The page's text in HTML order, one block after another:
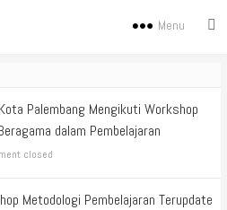
Menu
Palembang Mengikuti Workshop
dalam Pembelajaran
closed
Metodologi Pembelajaran Terupdate